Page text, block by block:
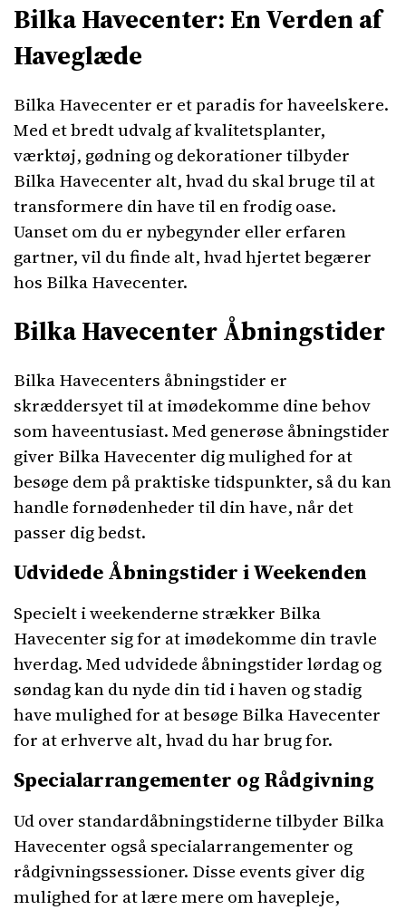
Bilka Havecenter: En Verden af
Haveglæde
Bilka Havecenter er et paradis for haveelskere.
Med et bredt udvalg af kvalitetsplanter,
værktøj, gødning og dekorationer tilbyder
Bilka Havecenter alt, hvad du skal bruge til at
transformere din have til en frodig oase.
Uanset om du er nybegynder eller erfaren
gartner, vil du finde alt, hvad hjertet begærer
hos Bilka Havecenter.
Bilka Havecenter Åbningstider
Bilka Havecenters åbningstider er
skræddersyet til at imødekomme dine behov
som haveentusiast. Med generøse åbningstider
giver Bilka Havecenter dig mulighed for at
besøge dem på praktiske tidspunkter, så du kan
handle fornødenheder til din have, når det
passer dig bedst.
Udvidede Åbningstider i Weekenden
Specielt i weekenderne strækker Bilka
Havecenter sig for at imødekomme din travle
hverdag. Med udvidede åbningstider lørdag og
søndag kan du nyde din tid i haven og stadig
have mulighed for at besøge Bilka Havecenter
for at erhverve alt, hvad du har brug for.
Specialarrangementer og Rådgivning
Ud over standardåbningstiderne tilbyder Bilka
Havecenter også specialarrangementer og
rådgivningssessioner. Disse events giver dig
mulighed for at lære mere om havepleje,